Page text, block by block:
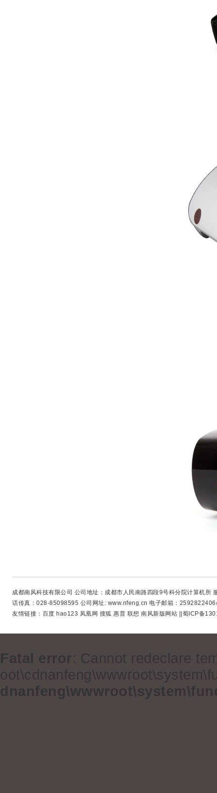
成都南风科技有限公司 公司地址：成都市人民南路四段9号科分院计算机
话传真：028-85098595 公司网址: www.nfeng.cn 电子邮箱：
友情链接： 百度 hao123 凤凰网 搜狐 惠普 联想 南风新版网站 ||蜀ICP备
Fatal error: Cannot redeclare